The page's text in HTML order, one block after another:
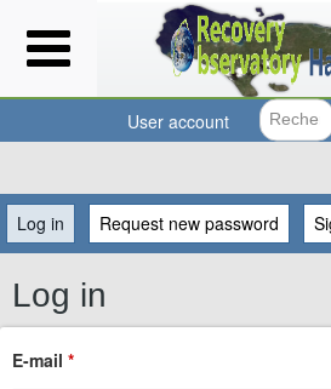
Skip
to
content
You
are
here
User account
Log in (active tab)
Request new password
Log in
E-mail *